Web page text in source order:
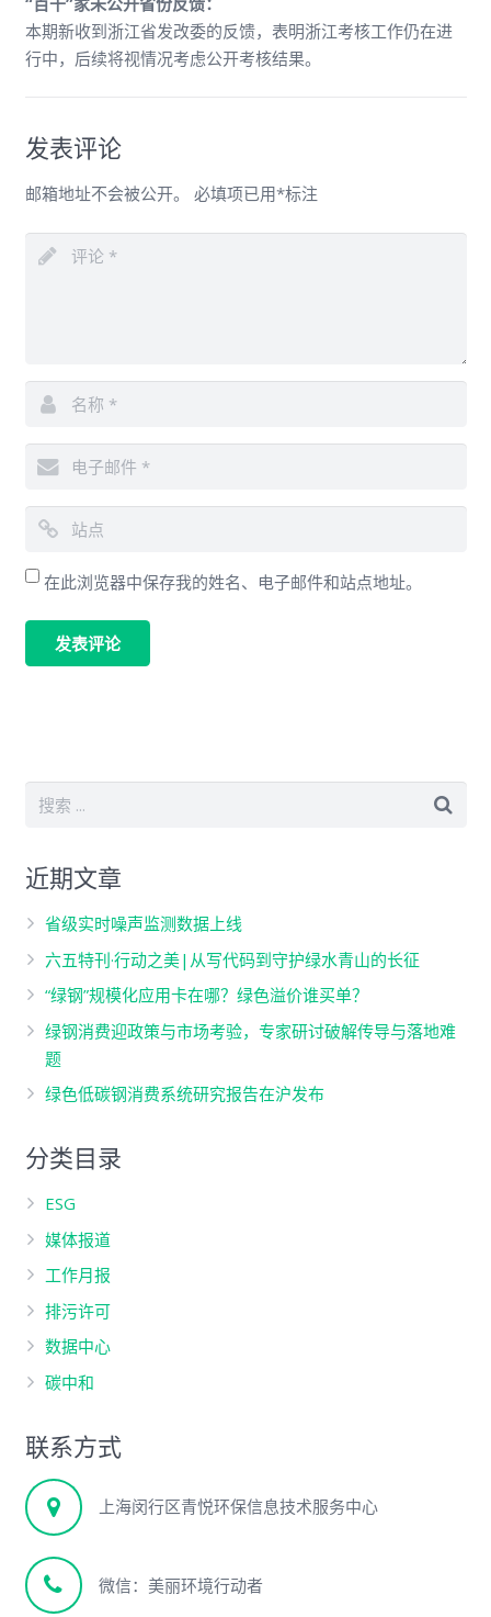
本期新收到浙江省发改委的反馈，表明浙江考核工作仍在进
行中，后续将视情况考虑公开考核结果。
发表评论
邮箱地址不会被公开。 必填项已用*标注
在此浏览器中保存我的姓名、电子邮件和站点地址。
近期文章
省级实时噪声监测数据上线
六五特刊·行动之美|从写代码到守护绿水青山的长征
“绿钢”规模化应用卡在哪？绿色溢价谁买单？
绿钢消费迎政策与市场考验，专家研讨破解传导与落地难
题
绿色低碳钢消费系统研究报告在沪发布
分类目录
ESG
媒体报道
工作月报
排污许可
数据中心
碳中和
联系方式
上海闵行区青悦环保信息技术服务中心
微信：美丽环境行动者